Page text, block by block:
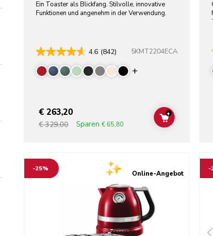
Ein Toaster als Blickfang. Stilvolle, innovative
Funktionen und angenehm in der Verwendung.
4.6 (842) 5KMT2204ECA
Display more
€ 263,20
€ 329,00 Sparen € 65,80 ADD TO
+
-25%
Online-Angebot
-